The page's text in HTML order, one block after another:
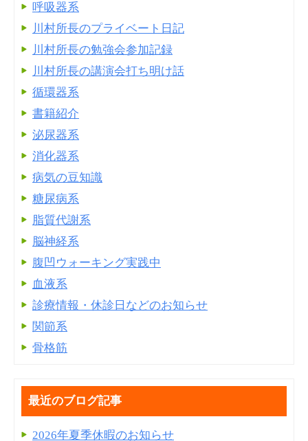
呼吸器系
川村所長のプライベート日記
川村所長の勉強会参加記録
川村所長の講演会打ち明け話
循環器系
書籍紹介
泌尿器系
消化器系
病気の豆知識
糖尿病系
脂質代謝系
脳神経系
腹凹ウォーキング実践中
血液系
診療情報・休診日などのお知らせ
関節系
骨格筋
最近のブログ記事
2026年夏季休暇のお知らせ